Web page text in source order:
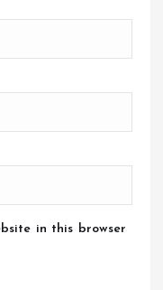
in this browser